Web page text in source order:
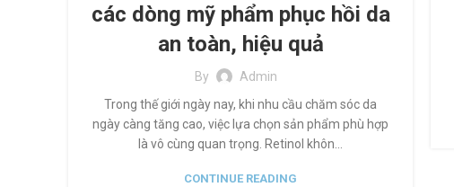
các dòng mỹ phẩm phục hồi da
an toàn, hiệu quả
By
Admin
Trong thế giới ngày nay, khi nhu cầu chăm sóc da
ngày càng tăng cao, việc lựa chọn sản phẩm phù hợp
là vô cùng quan trọng. Retinol khôn...
CONTINUE READING